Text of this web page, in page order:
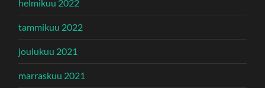
helmikuu 2022
tammikuu 2022
joulukuu 2021
marraskuu 2021